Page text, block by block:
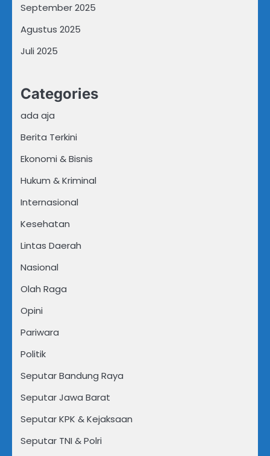
September 2025
Agustus 2025
Juli 2025
Categories
ada aja
Berita Terkini
Ekonomi & Bisnis
Hukum & Kriminal
Internasional
Kesehatan
Lintas Daerah
Nasional
Olah Raga
Opini
Pariwara
Politik
Seputar Bandung Raya
Seputar Jawa Barat
Seputar KPK & Kejaksaan
Seputar TNI & Polri